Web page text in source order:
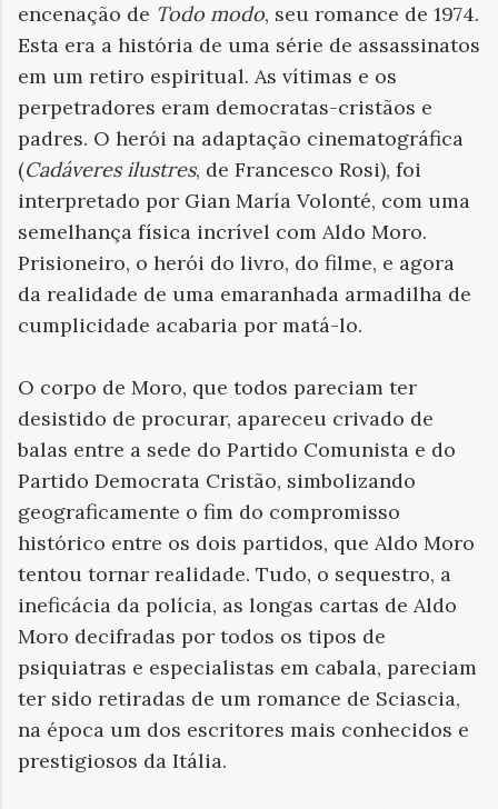
encenação de Todo modo, seu romance de 1974.
Esta era a história de uma série de assassinatos
em um retiro espiritual. As vítimas e os
perpetradores eram democratas-cristãos e
padres. O herói na adaptação cinematográfica
(Cadáveres ilustres, de Francesco Rosi), foi
interpretado por Gian María Volonté, com uma
semelhança física incrível com Aldo Moro.
Prisioneiro, o herói do livro, do filme, e agora
da realidade de uma emaranhada armadilha de
cumplicidade acabaria por matá-lo.
O corpo de Moro, que todos pareciam ter
desistido de procurar, apareceu crivado de
balas entre a sede do Partido Comunista e do
Partido Democrata Cristão, simbolizando
geograficamente o fim do compromisso
histórico entre os dois partidos, que Aldo Moro
tentou tornar realidade. Tudo, o sequestro, a
ineficácia da polícia, as longas cartas de Aldo
Moro decifradas por todos os tipos de
psiquiatras e especialistas em cabala, pareciam
ter sido retiradas de um romance de Sciascia,
na época um dos escritores mais conhecidos e
prestigiosos da Itália.